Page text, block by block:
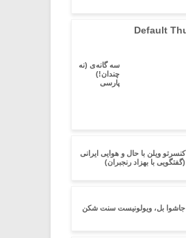
سه گانه‌ی (نه
چندان!)
پارسی
کنسرتو ویلن با حال و هوایی ایرانی
(گفتگویی با بهزاد رنجبران)
جاشوا بل، ویولونیست سنت شکن